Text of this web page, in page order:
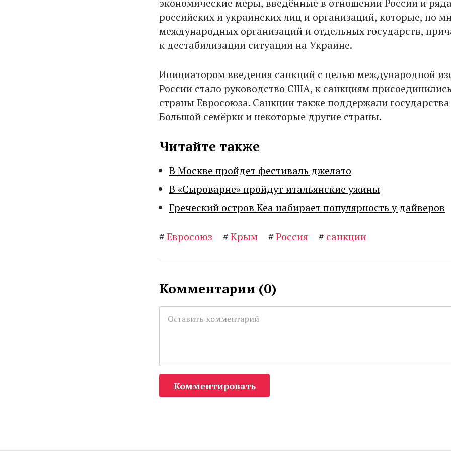
экономические меры, введённые в отношении России и
российских и украинских лиц и организаций, которые, по
международных организаций и отдельных государств,
к дестабилизации ситуации на Украине.
Инициатором введения санкций с целью международной
России стало руководство США, к санкциям присоединились
страны Евросоюза. Санкции также поддержали государства
Большой семёрки и некоторые другие страны.
Читайте также
В Москве пройдет фестиваль джелато
В «Сыроварне» пройдут итальянские ужины
Греческий остров Кеа набирает популярность у дайверов
#Евросоюз #Крым #Россия # санкции
Комментарии (0)
Комментировать